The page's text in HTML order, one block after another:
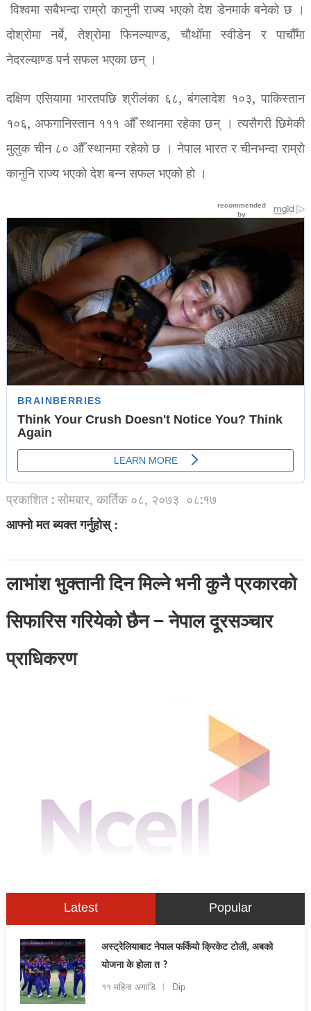
विश्वमा सबैभन्दा राम्रो कानुनी राज्य भएको देश डेनमार्क बनेको छ ।
दोश्रोमा नर्बे, तेश्रोमा फिनल्याण्ड, चौथोँमा स्वीडेन र पाचौँमा
नेदरल्याण्ड पर्न सफल भएका छन् ।
दक्षिण एसियामा भारतपछि श्रीलंका ६८, बंगलादेश १०३, पाकिस्तान
१०६, अफगानिस्तान १११ औँ स्थानमा रहेका छन् । त्यसैगरी छिमेकी
मुलुक चीन ८० औँ स्थानमा रहेको छ । नेपाल भारत र चीनभन्दा राम्रो
कानुनि राज्य भएको देश बन्न सफल भएको हो ।
प्रकाशित : सोमबार, कार्तिक ०८, २०७३ ०८:१७
आफ्नो मत ब्यक्त गर्नुहोस् :
लाभांश भुक्तानी दिन मिल्ने भनी कुनै प्रकारको
सिफारिस गरियेको छैन – नेपाल दूरसञ्चार
प्राधिकरण
Latest Popular
अस्ट्रेलियाबाट नेपाल फर्कियो क्रिकेट टोली, अबको
योजना के होला त ?
११ महिना अगाडि Dip